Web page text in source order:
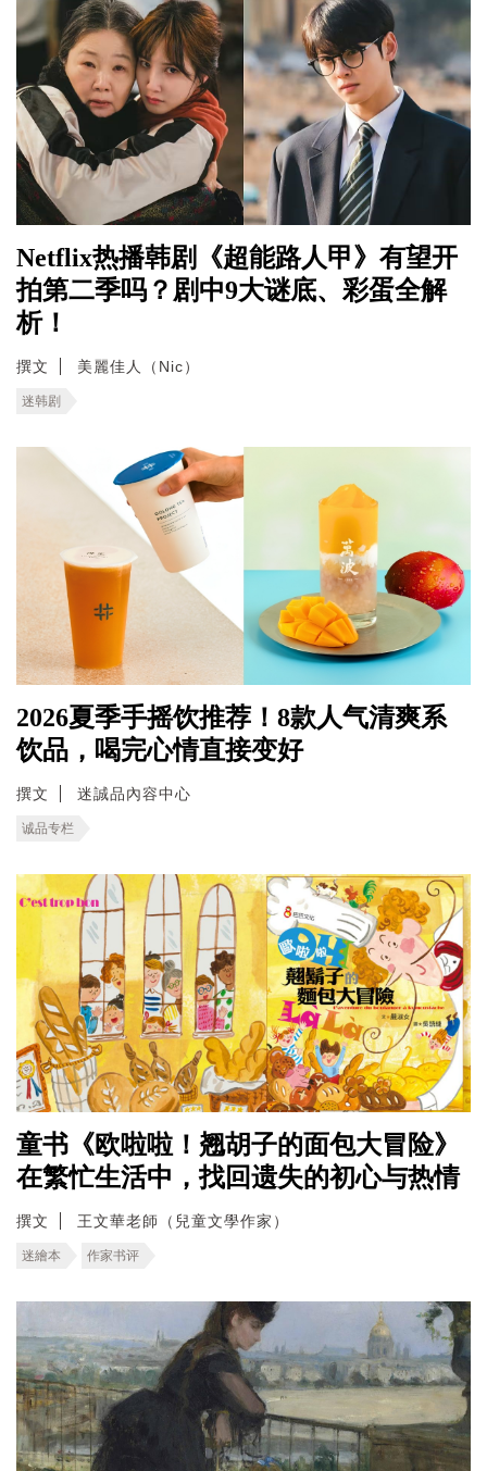
Netflix热播韩剧《超能路人甲》有望开
拍第二季吗？剧中9大谜底、彩蛋全解
析！
撰文 美麗佳人（Nic）
迷韩剧
2026夏季手摇饮推荐！8款人气清爽系
饮品，喝完心情直接变好
撰文 迷誠品內容中心
诚品专栏
童书《欧啦啦！翘胡子的面包大冒险》
在繁忙生活中，找回遗失的初心与热情
撰文 王文華老師（兒童文學作家）
迷繪本 作家书评